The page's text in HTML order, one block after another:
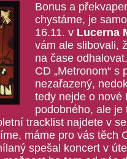
Bonus a
chystáme, je
16.11. v Lucerna
vám ale slibovali,
na čase
CD „Metronom“ s
nezařazený,
tedy nejde o nové
podobného, ale
tracklist najdete v
máme pro vás těch
spešal koncert v